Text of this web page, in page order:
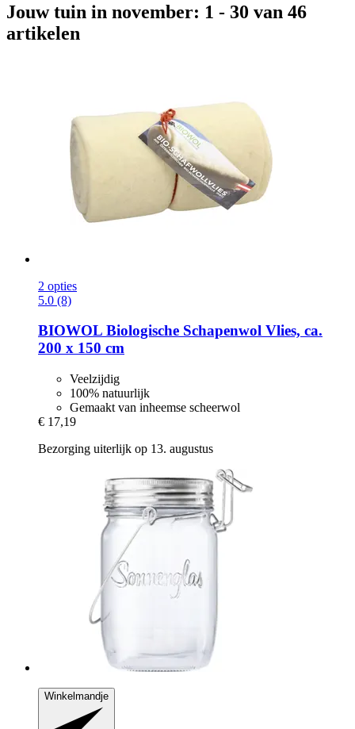
Jouw tuin in november: 1 - 30 van 46
artikelen
2 opties
5.0 (8)
BIOWOL Biologische Schapenwol Vlies, ca.
200 x 150 cm
Veelzijdig
100% natuurlijk
Gemaakt van inheemse scheerwol
€ 17,19
Bezorging uiterlijk op 13. augustus
Winkelmandje